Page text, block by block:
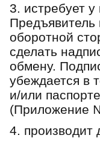
3. истребует
Предъявитель
оборотной
сделать
обмену.
убеждается в
и/или
(Приложение
4. производит